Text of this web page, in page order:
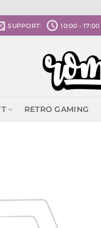
SUPPORT 10:00 - 17:00
RETRO GAMING